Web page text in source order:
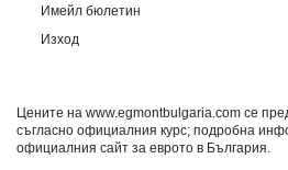
Имейл бюлетин
Изход
Цените на www.egmontbulgaria.com се
съгласно официалния курс; подробна
официалния сайт за еврото в България